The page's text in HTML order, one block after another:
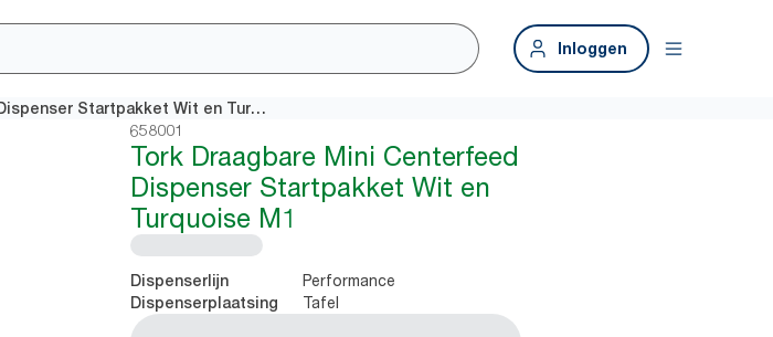
Inloggen
Tork Draagbare Mini Centerfeed Dispenser Startpakket Wit en Turquoise M1
658001
Tork Draagbare Mini Centerfeed
Dispenser Startpakket Wit en
Turquoise M1
Dispenserlijn Performance
Dispenserplaatsing Tafel